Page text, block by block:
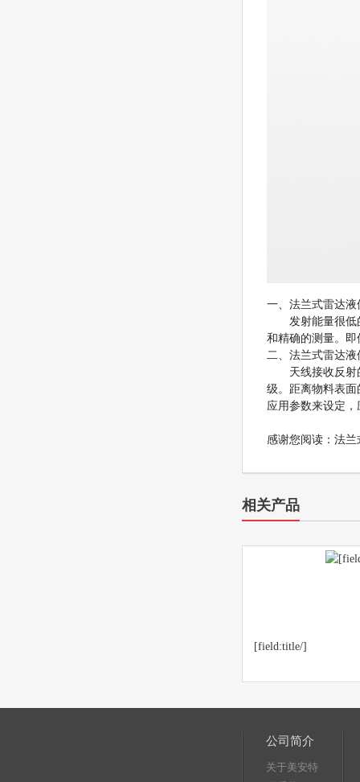
一、法兰式雷达
发射能量很低的
和精确的测量。
二、法兰式雷达
天线接收反射的
级。距离物料表
应用参数来设定
感谢您阅读：法
相关产品
[field:title/]
公司简介
关于美安特